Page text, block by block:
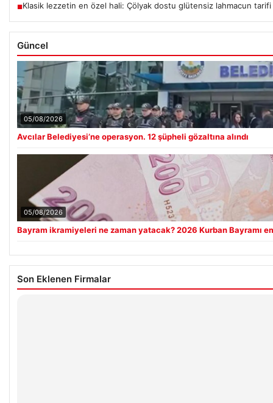
■Klasik lezzetin en özel hali: Çölyak dostu glütensiz lahmacun tarifi
Güncel
05/08/2026
Avcılar Belediyesi’ne operasyon. 12 şüpheli gözaltına alındı
05/08/2026
Bayram ikramiyeleri ne zaman yatacak? 2026 Kurban Bayramı
Son Eklenen Firmalar